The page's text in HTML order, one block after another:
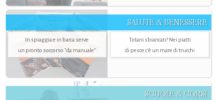
SALUTE & BENESSERE
In spiaggia e in barca serve
un pronto soccorso "da manuale"
Totani sbiancati? Nei piatti
di pesce c'è un mare di trucchi
SCUOLE & CORSI